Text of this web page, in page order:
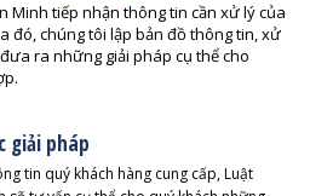
Minh tiếp nhận thông tin cần xử lý của
đó, chúng tôi lập bản đồ thông tin, xử
ra những giải pháp cụ thể cho
giải pháp
tin quý khách hàng cung cấp, Luật